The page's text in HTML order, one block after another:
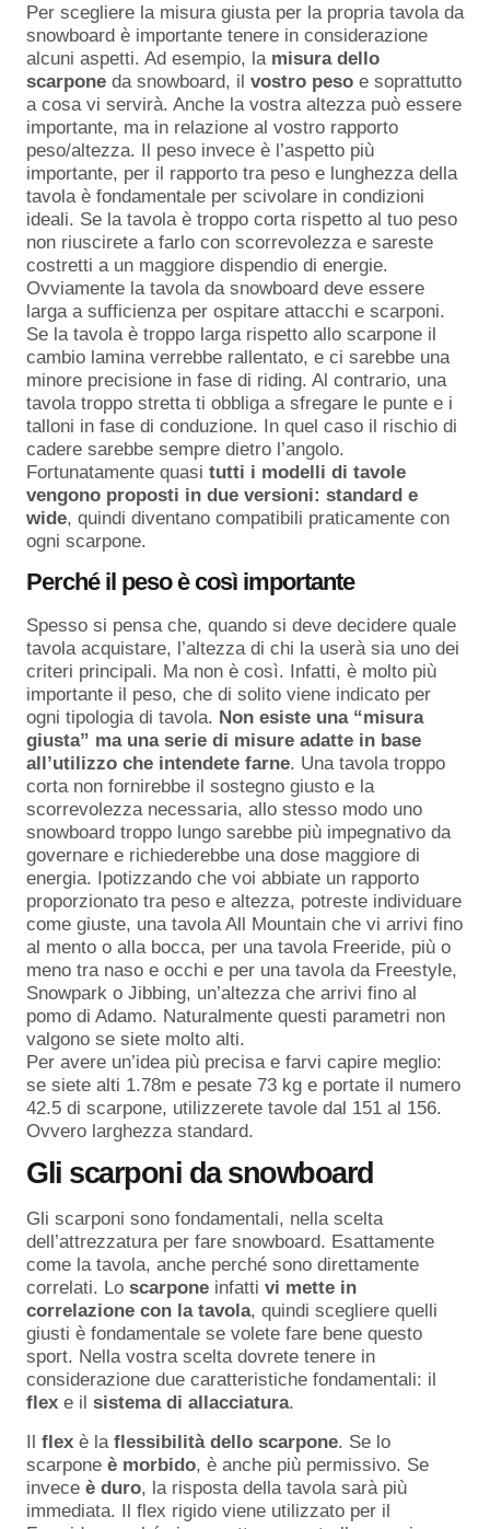
Per scegliere la misura giusta per la propria tavola da
snowboard è importante tenere in considerazione
alcuni aspetti. Ad esempio, la misura dello
scarpone da snowboard, il vostro peso e soprattutto
a cosa vi servirà. Anche la vostra altezza può essere
importante, ma in relazione al vostro rapporto
peso/altezza. Il peso invece è l’aspetto più
importante, per il rapporto tra peso e lunghezza della
tavola è fondamentale per scivolare in condizioni
ideali. Se la tavola è troppo corta rispetto al tuo peso
non riuscirete a farlo con scorrevolezza e sareste
costretti a un maggiore dispendio di energie.
Ovviamente la tavola da snowboard deve essere
larga a sufficienza per ospitare attacchi e scarponi.
Se la tavola è troppo larga rispetto allo scarpone il
cambio lamina verrebbe rallentato, e ci sarebbe una
minore precisione in fase di riding. Al contrario, una
tavola troppo stretta ti obbliga a sfregare le punte e i
talloni in fase di conduzione. In quel caso il rischio di
cadere sarebbe sempre dietro l’angolo.
Fortunatamente quasi tutti i modelli di tavole
vengono proposti in due versioni: standard e
wide, quindi diventano compatibili praticamente con
ogni scarpone.
Perché il peso è così importante
Spesso si pensa che, quando si deve decidere quale
tavola acquistare, l’altezza di chi la userà sia uno dei
criteri principali. Ma non è così. Infatti, è molto più
importante il peso, che di solito viene indicato per
ogni tipologia di tavola. Non esiste una “misura
giusta” ma una serie di misure adatte in base
all’utilizzo che intendete farne. Una tavola troppo
corta non fornirebbe il sostegno giusto e la
scorrevolezza necessaria, allo stesso modo uno
snowboard troppo lungo sarebbe più impegnativo da
governare e richiederebbe una dose maggiore di
energia. Ipotizzando che voi abbiate un rapporto
proporzionato tra peso e altezza, potreste individuare
come giuste, una tavola All Mountain che vi arrivi fino
al mento o alla bocca, per una tavola Freeride, più o
meno tra naso e occhi e per una tavola da Freestyle,
Snowpark o Jibbing, un’altezza che arrivi fino al
pomo di Adamo. Naturalmente questi parametri non
valgono se siete molto alti.
Per avere un’idea più precisa e farvi capire meglio:
se siete alti 1.78m e pesate 73 kg e portate il numero
42.5 di scarpone, utilizzerete tavole dal 151 al 156.
Ovvero larghezza standard.
Gli scarponi da snowboard
Gli scarponi sono fondamentali, nella scelta
dell’attrezzatura per fare snowboard. Esattamente
come la tavola, anche perché sono direttamente
correlati. Lo scarpone infatti vi mette in
correlazione con la tavola, quindi scegliere quelli
giusti è fondamentale se volete fare bene questo
sport. Nella vostra scelta dovrete tenere in
considerazione due caratteristiche fondamentali: il
flex e il sistema di allacciatura.
Il flex è la flessibilità dello scarpone. Se lo
scarpone è morbido, è anche più permissivo. Se
invece è duro, la risposta della tavola sarà più
immediata. Il flex rigido viene utilizzato per il